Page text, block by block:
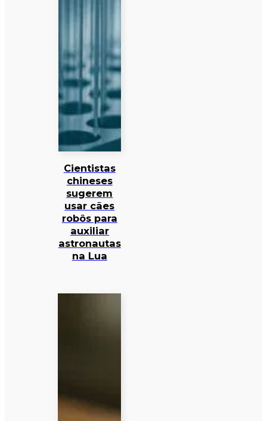
Cientistas
chineses
sugerem
usar cães
robôs para
auxiliar
astronautas
na Lua